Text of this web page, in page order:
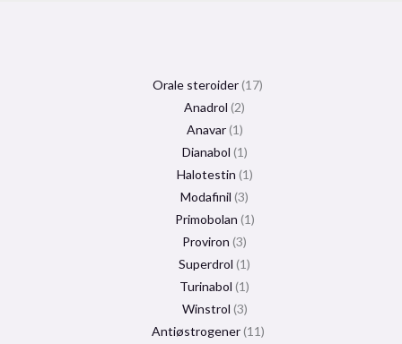
Orale steroider 17
Anadrol 2
Anavar 1
Dianabol 1
Halotestin 1
Modafinil 3
Primobolan 1
Proviron 3
Superdrol 1
Turinabol 1
Winstrol 3
Antiøstrogener 11